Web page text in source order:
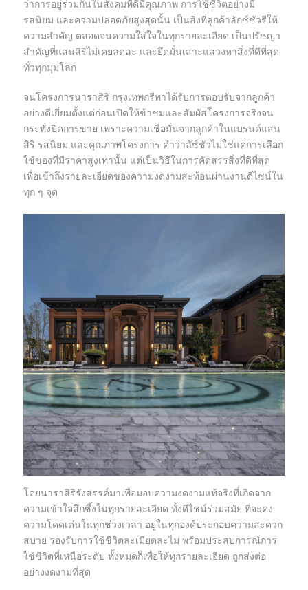
ว่าการอยู่ร่วมกันในสังคมที่ดีมีคุณภาพ การใช้ชีวิตอย่างมี
รสนิยม และความปลอดภัยสูงสุดนั้น เป็นสิ่งที่ลูกค้าลักซ์ชัวรีให้
ความสำคัญ ตลอดจนความใส่ใจในทุกรายละเอียด เป็นปรัชญา
สำคัญที่แสนสิริไม่เคยลดละ และยึดมั่นเสาะแสวงหาสิ่งที่ดีที่สุด
ทั่วทุกมุมโลก
จนโครงการนาราสิริ กรุงเทพกรีทาได้รับการตอบรับจากลูกค้า
อย่างดีเยี่ยมตั้งแต่ก่อนเปิดให้ข้าชมและสัมผัสโครงการจริงจน
กระทั่งปิดการขาย เพราะความเชื่อมั่นจากลูกค้าในแบรนด์แสน
สิริ รสนิยม และคุณภาพโครงการ คำว่าลัซ์ชัวไม่ใช่แค่การเลือก
ใช้ของที่มีราคาสูงเท่านั้น แต่เป็นวิธีในการคัดสรรสิ่งที่ดีที่สุด
เพื่อเข้าถึงรายละเอียดของความงดงามสะท้อนผ่านงานดีไซน์ใน
ทุก ๆ จุด
โดยนาราสิริรังสรรค์มาเพื่อมอบความงดงามแท้จริงที่เกิดจาก
ความเข้าใจลึกซึ้งในทุกรายละเอียด ทั้งดีไชน์ร่วมสมัย ที่จะคง
ความโดดเด่นในทุกช่วงเวลา อยู่ในทุกองค์ประกอบความสะดวก
สบาย รองรับการใช้ชีวิตละเมียดละไม พร้อมประสบการณ์การ
ใช้ชีวิตที่เหนือระดับ ทั้งหมดก็เพื่อให้ทุกรายละเอียด ถูกส่งต่อ
อย่างงดงามที่สุด